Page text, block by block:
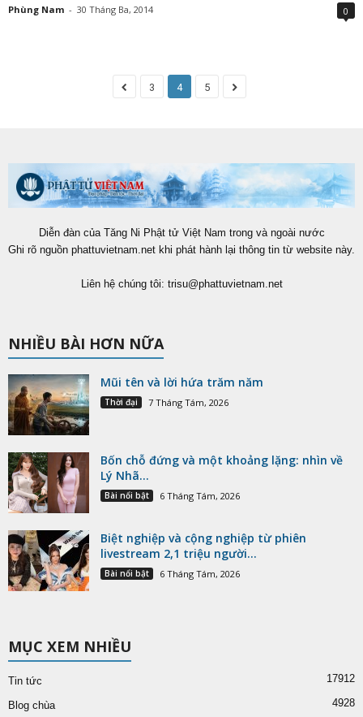
Phùng Nam - 30 Tháng Ba, 2014 0
3 4 5
Diễn đàn của Tăng Ni Phật tử Việt Nam trong và ngoài nước
Ghi rõ nguồn phattuvietnam.net khi phát hành lại thông tin từ website này.
Liên hệ chúng tôi: trisu@phattuvietnam.net
NHIỀU BÀI HƠN NỮA
Mũi tên và lời hứa trăm năm
Thời đại 7 Tháng Tám, 2026
Bốn chỗ đứng và một khoảng lặng: nhìn về
Lý Nhã...
Bài nổi bật 6 Tháng Tám, 2026
Biệt nghiệp và cộng nghiệp từ phiên
livestream 2,1 triệu người...
Bài nổi bật 6 Tháng Tám, 2026
MỤC XEM NHIỀU
Tin tức 17912
Blog chùa 4928